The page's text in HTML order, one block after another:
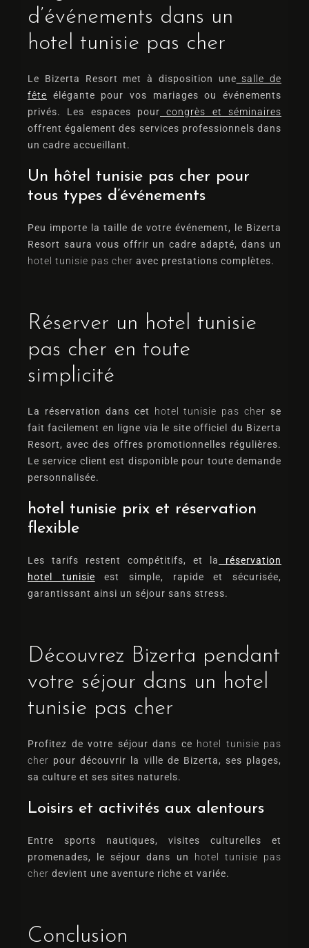
d’événements dans un
hotel tunisie pas cher
Le Bizerta Resort met à disposition une salle de
fête élégante pour vos mariages ou événements
privés. Les espaces pour congrès et séminaires
offrent également des services professionnels dans
un cadre accueillant.
Un hôtel tunisie pas cher pour
tous types d’événements
Peu importe la taille de votre événement, le Bizerta
Resort saura vous offrir un cadre adapté, dans un
hotel tunisie pas cher avec prestations complètes.
Réserver un hotel tunisie
pas cher en toute
simplicité
La réservation dans cet hotel tunisie pas cher se
fait facilement en ligne via le site officiel du Bizerta
Resort, avec des offres promotionnelles régulières.
Le service client est disponible pour toute demande
personnalisée.
hotel tunisie prix et réservation
flexible
Les tarifs restent compétitifs, et la
réservation
hotel tunisie est simple, rapide et sécurisée,
garantissant ainsi un séjour sans stress.
Découvrez Bizerta pendant
votre séjour dans un hotel
tunisie pas cher
Profitez de votre séjour dans ce hotel tunisie pas
cher pour découvrir la ville de Bizerta, ses plages,
sa culture et ses sites naturels.
Loisirs et activités aux alentours
Entre sports nautiques, visites culturelles et
promenades, le séjour dans un hotel tunisie pas
cher devient une aventure riche et variée.
Conclusion
Arrivée
Départ
Adultes
1
Enfants
0